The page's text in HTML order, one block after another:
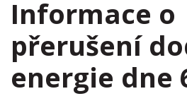
Informace o
přerušení
energie dne